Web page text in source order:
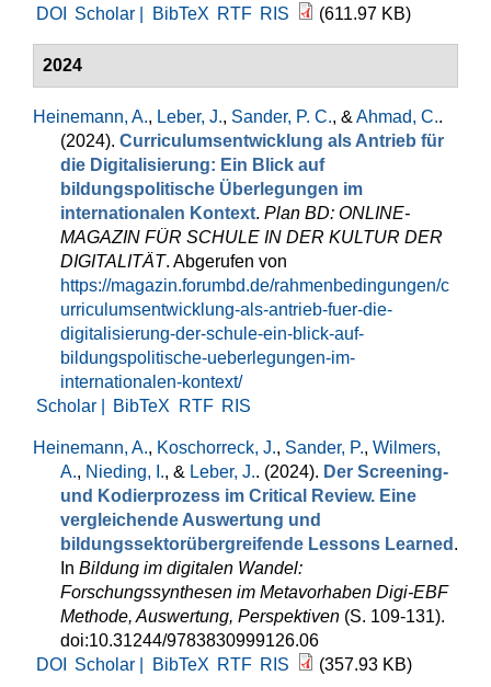
DOI
Scholar | BibTeX RTF RIS (611.97 KB)
2024
Heinemann, A., Leber, J., Sander, P. C., & Ahmad, C..
(2024). Curriculumsentwicklung als Antrieb für
die Digitalisierung: Ein Blick auf
bildungspolitische Überlegungen im
internationalen Kontext. Plan BD: ONLINE-
MAGAZIN FÜR SCHULE IN DER KULTUR DER
DIGITALITÄT. Abgerufen von
https://magazin.forumbd.de/rahmenbedingungen/c
urriculumsentwicklung-als-antrieb-fuer-die-
digitalisierung-der-schule-ein-blick-auf-
bildungspolitische-ueberlegungen-im-
internationalen-kontext/
Scholar |
BibTeX RTF RIS
Heinemann, A., Koschorreck, J., Sander, P., Wilmers,
A., Nieding, I., & Leber, J.. (2024). Der Screening-
und Kodierprozess im Critical Review. Eine
vergleichende Auswertung und
bildungssektorübergreifende Lessons Learned .
In Bildung im digitalen Wandel:
Forschungssynthesen im Metavorhaben Digi-EBF
Methode, Auswertung, Perspektiven (S. 109-131).
doi:10.31244/9783830999126.06
DOI
Scholar | BibTeX RTF RIS (357.93 KB)